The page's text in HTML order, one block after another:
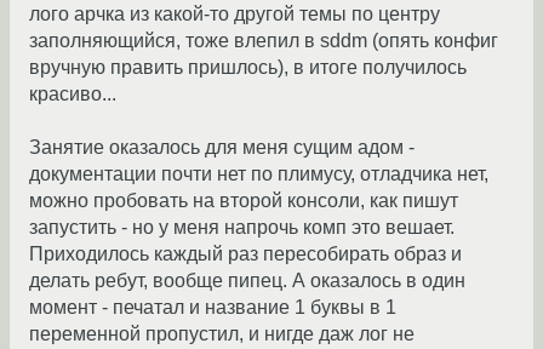
лого арчка из какой-то другой темы по центру
заполняющийся, тоже влепил в sddm (опять конфиг
вручную править пришлось), в итоге получилось
красиво...
Занятие оказалось для меня сущим адом -
документации почти нет по плимусу, отладчика нет,
можно пробовать на второй консоли, как пишут
запустить - но у меня напрочь комп это вешает.
Приходилось каждый раз пересобирать образ и
делать ребут, вообще пипец. А оказалось в один
момент - печатал и название 1 буквы в 1
переменной пропустил, и нигде даж лог не